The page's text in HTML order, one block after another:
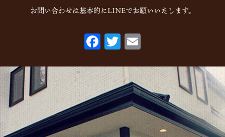
2022年9月(1)
2022年5月
(2)
2022年1月(2)
2021年10月(1)
2021年9月
2021年8月 (1)
お問い合わせは基本的にLINEでお願いいたします。
F
ac
eb
o
o
k
T
w
itt
er
ai
l